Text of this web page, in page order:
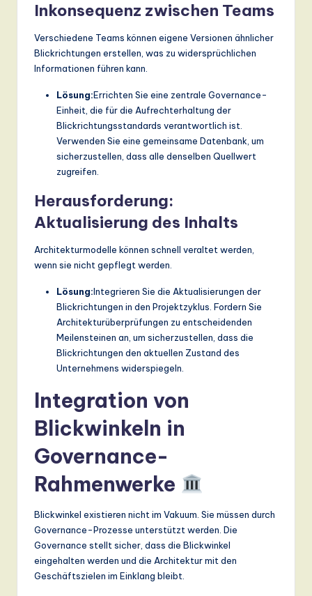
Inkonsequenz zwischen Teams
Verschiedene Teams können eigene Versionen ähnlicher
Blickrichtungen erstellen, was zu widersprüchlichen
Informationen führen kann.
Lösung:Errichten Sie eine zentrale Governance-
Einheit, die für die Aufrechterhaltung der
Blickrichtungsstandards verantwortlich ist.
Verwenden Sie eine gemeinsame Datenbank, um
sicherzustellen, dass alle denselben Quellwert
zugreifen.
Herausforderung:
Aktualisierung des Inhalts
Architekturmodelle können schnell veraltet werden,
wenn sie nicht gepflegt werden.
Lösung:Integrieren Sie die Aktualisierungen der
Blickrichtungen in den Projektzyklus. Fordern Sie
Architekturüberprüfungen zu entscheidenden
Meilensteinen an, um sicherzustellen, dass die
Blickrichtungen den aktuellen Zustand des
Unternehmens widerspiegeln.
Integration von
Blickwinkeln in
Governance-
Rahmenwerke
Blickwinkel existieren nicht im Vakuum. Sie müssen durch
Governance-Prozesse unterstützt werden. Die
Governance stellt sicher, dass die Blickwinkel
eingehalten werden und die Architektur mit den
Geschäftszielen im Einklang bleibt.